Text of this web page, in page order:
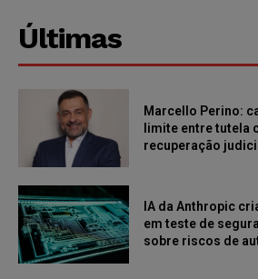
Últimas
Marcello Perino:
limite entre tutela
recuperação
IA da Anthropic
em teste de
sobre riscos de